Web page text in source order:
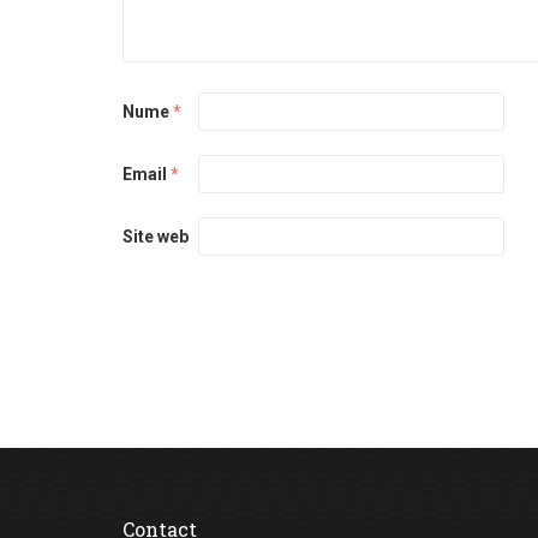
Nume*
Email *
Site web
Contact